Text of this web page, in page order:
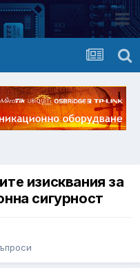
изисквания за
сигурност